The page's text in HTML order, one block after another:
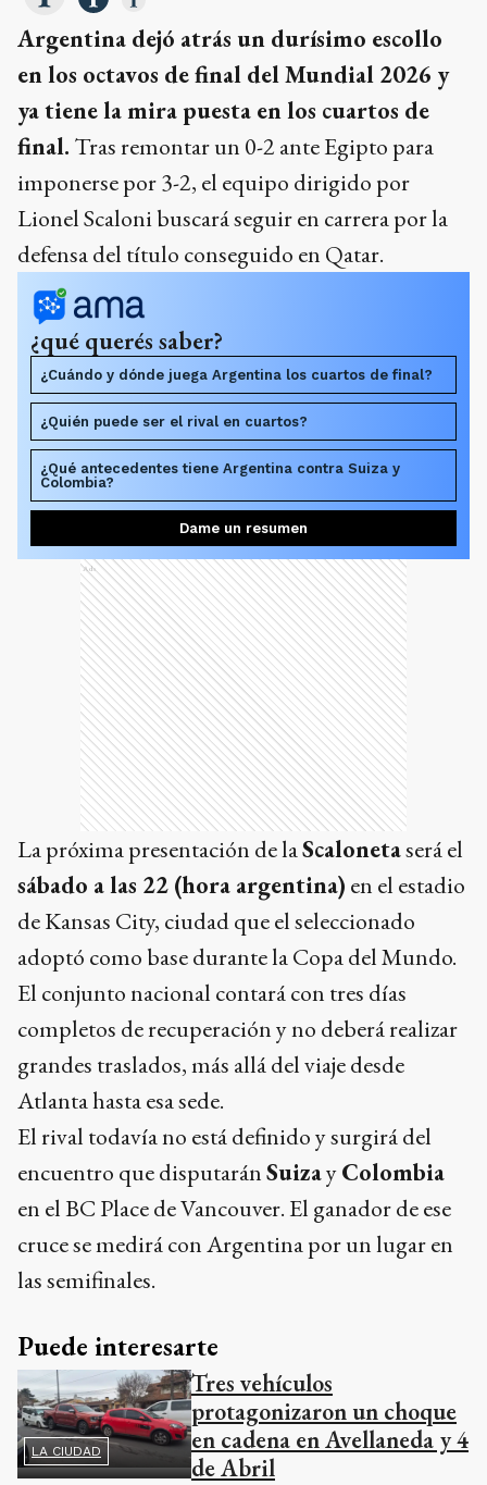
Argentina dejó atrás un durísimo escollo
en los octavos de final del Mundial 2026 y
ya tiene la mira puesta en los cuartos de
final. Tras remontar un 0-2 ante Egipto para
imponerse por 3-2, el equipo dirigido por
Lionel Scaloni buscará seguir en carrera por la
defensa del título conseguido en Qatar.
¿qué querés saber?
¿Cuándo y dónde juega Argentina los cuartos de final?
¿Quién puede ser el rival en cuartos?
¿Qué antecedentes tiene Argentina contra Suiza y
Colombia?
Dame un resumen
Ads
La próxima presentación de laScalonetaserá el
sábado a las 22 (hora argentina) en el estadio
de Kansas City, ciudad que el seleccionado
adoptó como base durante la Copa del Mundo.
El conjunto nacional contará con tres días
completos de recuperación y no deberá realizar
grandes traslados, más allá del viaje desde
Atlanta hasta esa sede.
El rival todavía no está definido y surgirá del
encuentro que disputaránSuizayColombia
en el BC Place de Vancouver. El ganador de ese
cruce se medirá con Argentina por un lugar en
las semifinales.
Puede interesarte
LA CIUDAD
Tres vehículos
protagonizaron un choque
en cadena en Avellaneda y 4
de Abril